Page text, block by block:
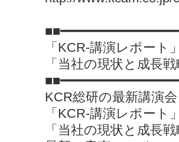
「KCR-講演レポー
「当社の現状と成長
KCR総研の最新講演
「KCR-講演レポー
「当社の現状と成長